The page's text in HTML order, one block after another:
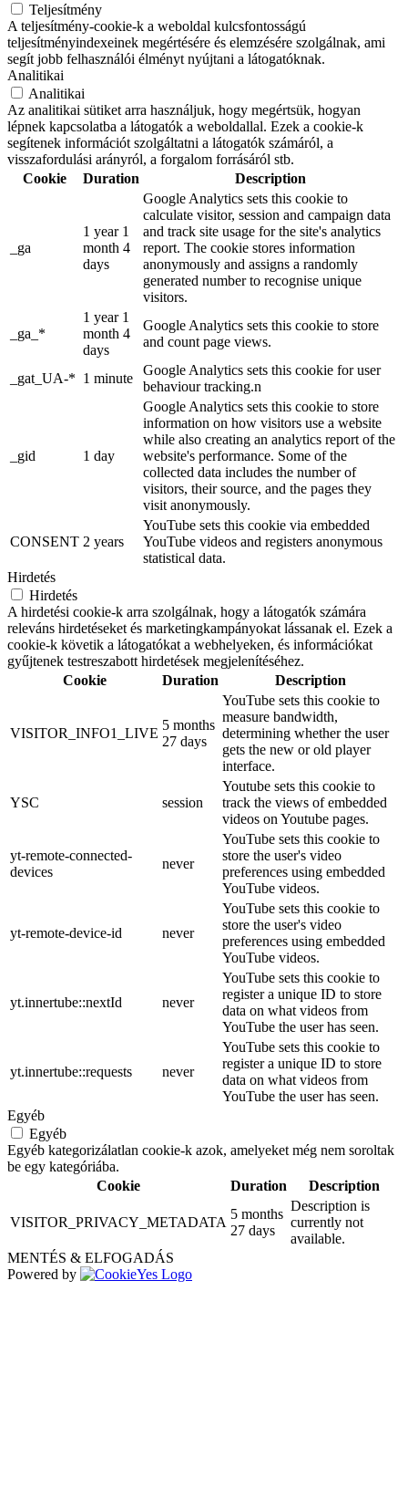
Teljesítmény
A teljesítmény-cookie-k a weboldal kulcsfontosságú
teljesítményindexeinek megértésére és elemzésére szolgálnak, ami
segít jobb felhasználói élményt nyújtani a látogatóknak.
Analitikai
Analitikai
Az analitikai sütiket arra használjuk, hogy megértsük, hogyan
lépnek kapcsolatba a látogatók a weboldallal. Ezek a cookie-k
segítenek információt szolgáltatni a látogatók számáról, a
visszafordulási arányról, a forgalom forrásáról stb.
Cookie
Duration Description
_ga
1 year 1
month 4
days
Google Analytics sets this cookie to
calculate visitor, session and campaign data
and track site usage for the site's analytics
report. The cookie stores information
anonymously and assigns a randomly
generated number to recognise unique
visitors.
_ga_*
1 year 1
month 4
days
Google Analytics sets this cookie to store
and count page views.
_gat_UA-* 1 minute
Google Analytics sets this cookie for user
behaviour tracking.n
_gid 1 day
Google Analytics sets this cookie to store
information on how visitors use a website
while also creating an analytics report of the
website's performance. Some of the
collected data includes the number of
visitors, their source, and the pages they
visit anonymously.
CONSENT 2 years
YouTube sets this cookie via embedded
YouTube videos and registers anonymous
statistical data.
Hirdetés
Hirdetés
A hirdetési cookie-k arra szolgálnak, hogy a látogatók számára
releváns hirdetéseket és marketingkampányokat lássanak el. Ezek a
cookie-k követik a látogatókat a webhelyeken, és információkat
gyűjtenek testreszabott hirdetések megjelenítéséhez.
Cookie
Duration Description
VISITOR_INFO1_LIVE
5 months
27 days
YouTube sets this cookie to
measure bandwidth,
determining whether the user
gets the new or old player
interface.
YSC session
Youtube sets this cookie to
track the views of embedded
videos on Youtube pages.
yt-remote-connected-
devices
never
YouTube sets this cookie to
store the user's video
preferences using embedded
YouTube videos.
yt-remote-device-id never
YouTube sets this cookie to
store the user's video
preferences using embedded
YouTube videos.
yt.innertube::nextId never
YouTube sets this cookie to
register a unique ID to store
data on what videos from
YouTube the user has seen.
yt.innertube::requests never
YouTube sets this cookie to
register a unique ID to store
data on what videos from
YouTube the user has seen.
Egyéb
Egyéb
Egyéb kategorizálatlan cookie-k azok, amelyeket még nem soroltak
be egy kategóriába.
Cookie
Duration Description
VISITOR_PRIVACY_METADATA
5 months
27 days
Description is
currently not
available.
MENTÉS & ELFOGADÁS
Powered by